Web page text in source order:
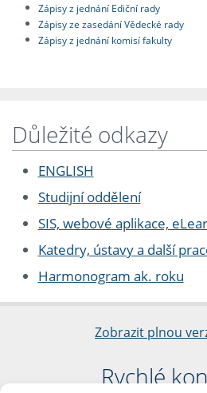
Zápisy z jednání Ediční rady
Zápisy ze zasedání Vědecké rady
Zápisy z jednání komisí fakulty
Důležité odkazy
ENGLISH
Studijní oddělení
SIS, webové aplikace,
Katedry, ústavy a další
Harmonogram ak. roku
Zobrazit plnou
Rychlé